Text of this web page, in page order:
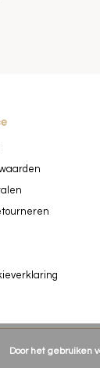
Door het gebruiken